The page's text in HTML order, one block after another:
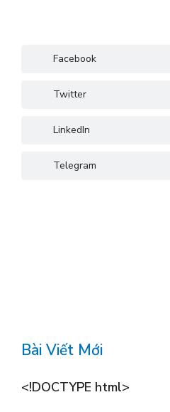
Facebook
Twitter
LinkedIn
Telegram
Bài Viết Mới
<!DOCTYPE html>